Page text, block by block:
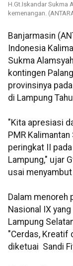
H.Gt.Iskandar Sukma
kemenangan.
Banjarmasin
Indonesia
Sukma
kontingen
provinsinya
di Lampung
"Kita apresiasi
PMR
peringkat II
Lampung," ujar
usai
Dalam menoreh
Nasional IX
Lampung
"Cerdas, Kreatif
diketuai Sandi